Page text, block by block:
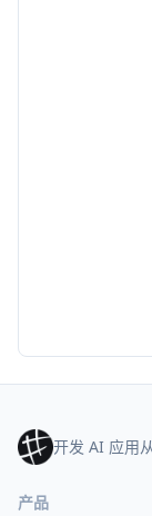
开发 AI 应用
产品